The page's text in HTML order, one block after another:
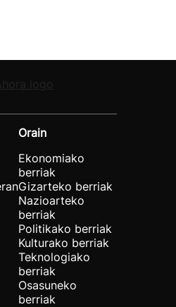
Orain
Ekonomiako
berriak
Gizarteko berriak
Nazioarteko
berriak
Politikako berriak
Kulturako berriak
Teknologiako
berriak
Osasuneko
berriak